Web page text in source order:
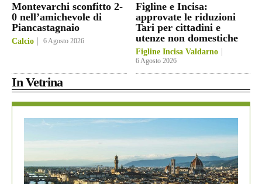
Montevarchi sconfitto 2-
0 nell’amichevole di
Piancastagnaio
Calcio 6 Agosto 2026
Figline e Incisa:
approvate le riduzioni
Tari per cittadini e
utenze non domestiche
Figline Incisa Valdarno
6 Agosto 2026
In Vetrina